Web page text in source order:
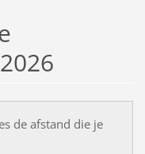
de afstand die je